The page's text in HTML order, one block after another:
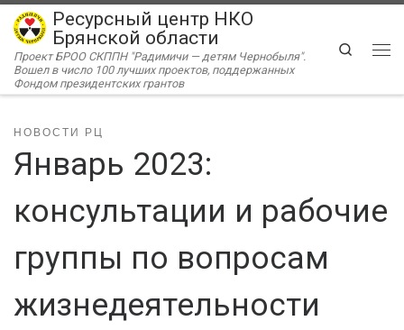
Перейти к содержимому
Ресурсный центр НКО
Брянской области
Проект БРОО СКППН "Радимичи — детям Чернобыля".
Вошел в число 100 лучших проектов, поддержанных
Фондом президентских грантов
Search
НОВОСТИ РЦ
Январь 2023:
консультации и рабочие
группы по вопросам
жизнедеятельности